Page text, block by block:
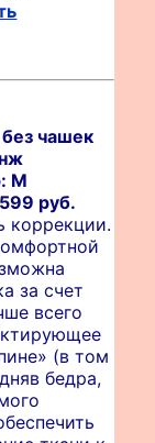
чашек
M
руб.
коррекции.
за счет
всего
(в том
бедра,